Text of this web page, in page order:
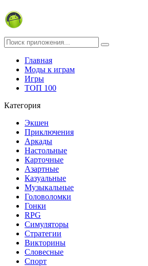
Главная
Моды к играм
Игры
ТОП 100
Категория
Экшен
Приключения
Аркады
Настольные
Карточные
Азартные
Казуальные
Музыкальные
Головоломки
Гонки
RPG
Симуляторы
Стратегии
Викторины
Словесные
Спорт